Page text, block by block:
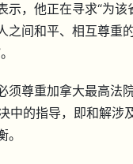
示，他正在寻求“为该
之间和平、相互尊重
须尊重加拿大最高法
中的指导，即和解涉